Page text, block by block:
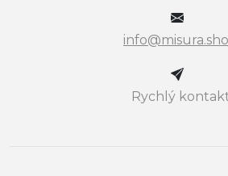
Rychlý